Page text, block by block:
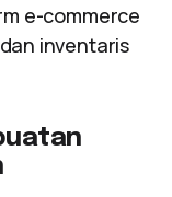
e-commerce
inventaris